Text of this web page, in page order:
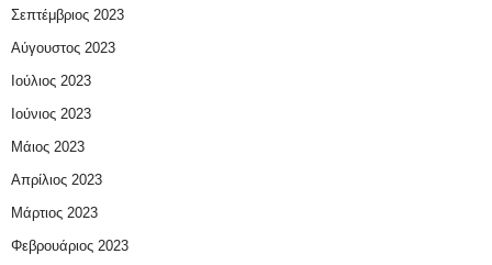
Σεπτέμβριος 2023
Αύγουστος 2023
Ιούλιος 2023
Ιούνιος 2023
Μάιος 2023
Απρίλιος 2023
Μάρτιος 2023
Φεβρουάριος 2023